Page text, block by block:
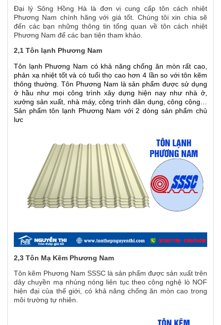
Đại lý Sông Hồng Hà là đơn vị cung cấp tôn cách nhiệt
Phương Nam chính hãng với giá tốt. Chúng tôi xin chia sẽ
đến các bạn những thông tin tổng quan về tôn cách nhiệt
Phương Nam để các bạn tiện tham khảo.
2,1 Tôn lạnh Phương Nam
Tôn lạnh Phương Nam có khả năng chống ăn mòn rất cao,
phản xạ nhiệt tốt và có tuổi thọ cao hơn 4 lần so với tôn kẽm
thông thường. Tôn Phương Nam là sản phẩm được sử dụng
ở hầu như mọi công trình xây dựng hiện nay như nhà ở,
xưởng sản xuất, nhà máy, công trình dân dụng, công cộng…
Sản phẩm tôn lạnh Phương Nam với 2 dòng sản phẩm chủ
lưc
2,3 Tôn Mạ Kẽm Phương Nam
Tôn kẽm Phương Nam SSSC là sản phẩm được sản xuất trên
dây chuyền mạ nhúng nóng liên tục theo công nghệ lò NOF
hiện đại của thế giới, có khả năng chống ăn mòn cao trong
môi trường tự nhiên.